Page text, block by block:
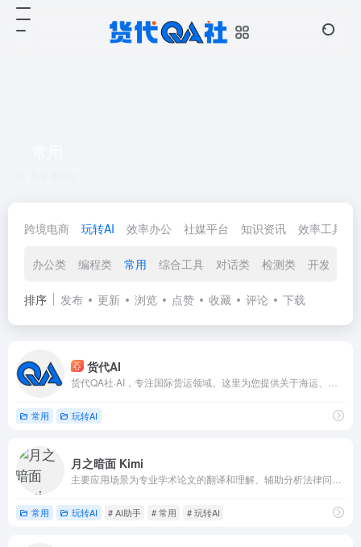
跨境电商 玩转AI 效率办公 社媒平台 知识资讯 效率工具
办公类 编程类 常用 综合工具 对话类 检测类 开发类
排序 发布 更新 浏览 点赞 收藏 评论 下载
货代AI
常用 玩转AI
月之暗面 Kimi
常用 玩转AI # AI助手 # 常用 # 玩转AI